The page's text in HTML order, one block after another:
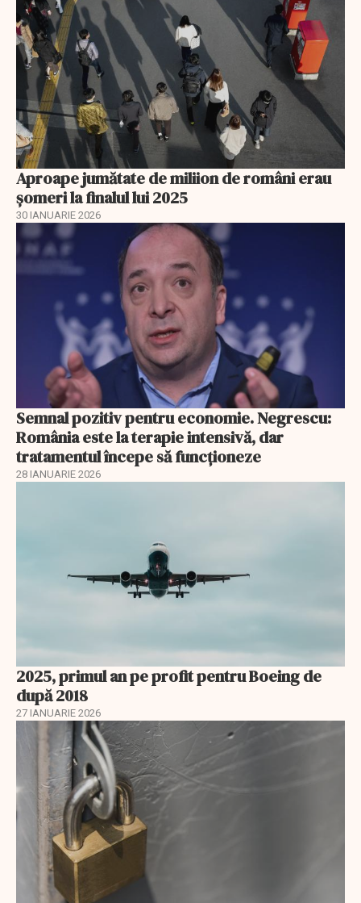
Aproape jumătate de miliion de români erau
șomeri la finalul lui 2025
30 IANUARIE 2026
Semnal pozitiv pentru economie. Negrescu:
România este la terapie intensivă, dar
tratamentul începe să funcționeze
28 IANUARIE 2026
2025, primul an pe profit pentru Boeing de
după 2018
27 IANUARIE 2026